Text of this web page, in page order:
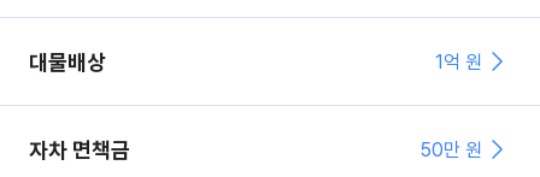
대물배상 1억 원
자차 면책금 50만 원